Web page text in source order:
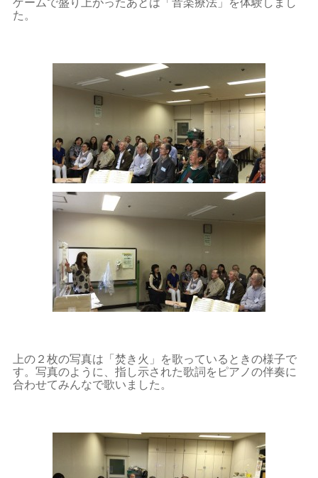
ゲームで盛り上がったあとは「音楽療法」を体験しまし
た。
上の２枚の写真は「焚き火」を歌っているときの様子で
す。写真のように、指し示された歌詞をピアノの伴奏に
合わせてみんなで歌いました。